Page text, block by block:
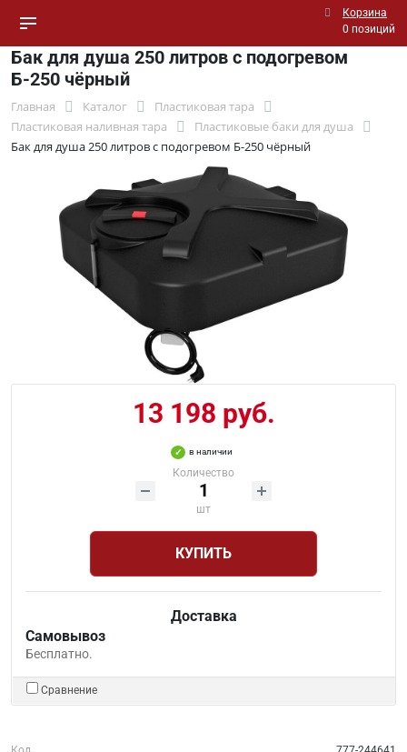
Корзина
0 позиций
Бак для душа 250 литров с подогревом
Б-250 чёрный
Главная Каталог
Пластиковая тара
Пластиковая наливная тара
Пластиковые баки для душа
Бак для душа 250 литров с подогревом Б-250 чёрный
13 198 руб.
в наличии
Количество
шт
КУПИТЬ
Доставка
Самовывоз
Бесплатно.
Сравнение